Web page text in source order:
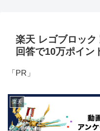
楽天 レゴブロック
回答で10万ポイン
「PR」
楽天